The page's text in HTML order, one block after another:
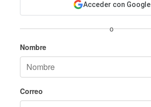
Acceder con Google
o
Nombre
Correo